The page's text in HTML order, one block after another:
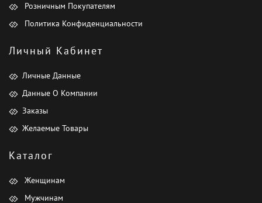
Розничным Покупателям
Политика Конфиденциальности
Личный Кабинет
Личные Данные
Данные О Компании
Заказы
Желаемые Товары
Каталог
Женщинам
Мужчинам